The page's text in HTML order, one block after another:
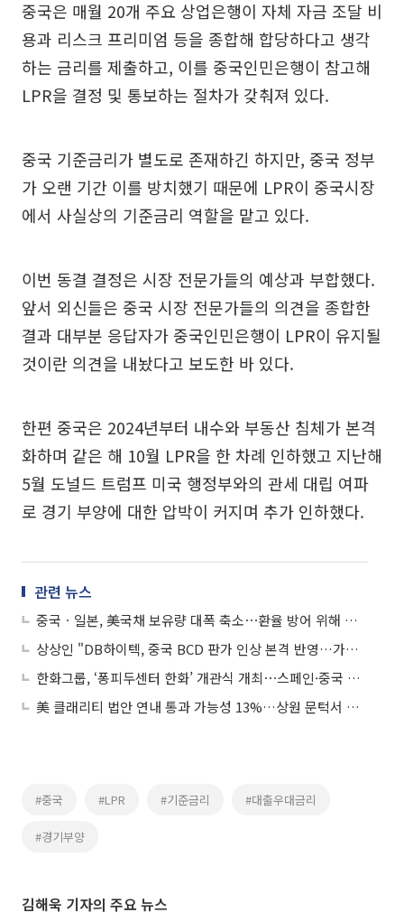
중국은 매월 20개 주요 상업은행이 자체 자금 조달 비
용과 리스크 프리미엄 등을 종합해 합당하다고 생각
하는 금리를 제출하고, 이를 중국인민은행이 참고해
LPR을 결정 및 통보하는 절차가 갖춰져 있다.
중국 기준금리가 별도로 존재하긴 하지만, 중국 정부
가 오랜 기간 이를 방치했기 때문에 LPR이 중국시장
에서 사실상의 기준금리 역할을 맡고 있다.
이번 동결 결정은 시장 전문가들의 예상과 부합했다.
앞서 외신들은 중국 시장 전문가들의 의견을 종합한
결과 대부분 응답자가 중국인민은행이 LPR이 유지될
것이란 의견을 내놨다고 보도한 바 있다.
한편 중국은 2024년부터 내수와 부동산 침체가 본격
화하며 같은 해 10월 LPR을 한 차례 인하했고 지난해
5월 도널드 트럼프 미국 행정부와의 관세 대립 여파
로 경기 부양에 대한 압박이 커지며 추가 인하했다.
관련 뉴스
중국ㆍ일본, 美국채 보유량 대폭 축소⋯환율 방어 위해 달러자산 매각
상상인 "DB하이텍, 중국 BCD 판가 인상 본격 반영…가격 상승 사이클 기대"
한화그룹, ‘퐁피두센터 한화’ 개관식 개최⋯스페인·중국 이어 세 번째
美 클래리티 법안 연내 통과 가능성 13%…상원 문턱서 제동
#중국 #LPR #기준금리 #대출우대금리
#경기부양
김해욱 기자의 주요 뉴스